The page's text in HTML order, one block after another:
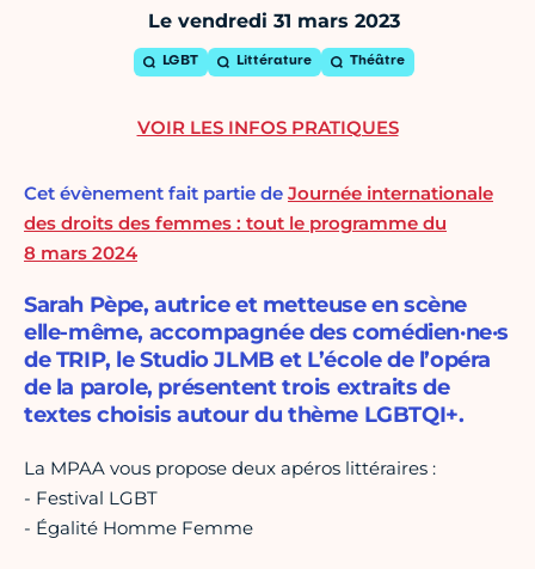
Le vendredi 31 mars 2023
LGBT Littérature Théâtre
Cet évènement fait partie de Journée internationale
des droits des femmes : tout le programme du
8 mars 2024
Sarah Pèpe, autrice et metteuse en scène
elle-même, accompagnée des comédien·ne·s
de TRIP, le Studio JLMB et L’école de l’opéra
de la parole, présentent trois extraits de
textes choisis autour du thème LGBTQI+.
La MPAA vous propose deux apéros littéraires :
- Festival LGBT
- Égalité Homme Femme
VOIR LES INFOS PRATIQUES